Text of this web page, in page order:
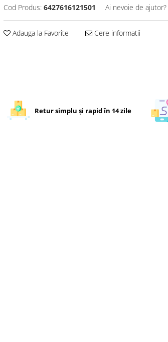
Cod Produs: 6427616121501 Ai nevoie de ajutor?
Adauga la Favorite Cere informatii
Retur simplu și rapid în 14 zile